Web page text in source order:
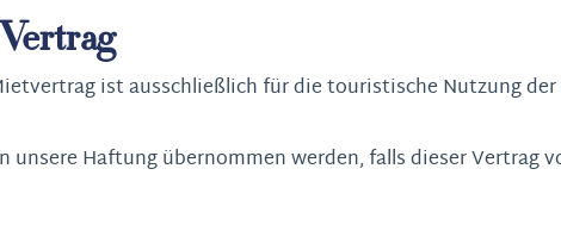
ist ausschließlich für die touristische Nutzung
unsere Haftung übernommen werden, falls dieser